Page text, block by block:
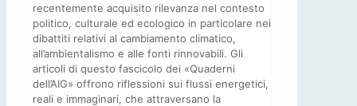
recentemente acquisito rilevanza nel contesto
politico, culturale ed ecologico in particolare nei
dibattiti relativi al cambiamento climatico,
all’ambientalismo e alle fonti rinnovabili. Gli
articoli di questo fascicolo dei «Quaderni
dell’AIG» offrono riflessioni sui flussi energetici,
reali e immaginari, che attraversano la